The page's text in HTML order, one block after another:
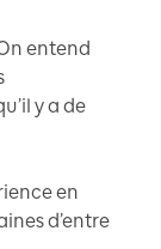
entend
y a de
en
d’entre